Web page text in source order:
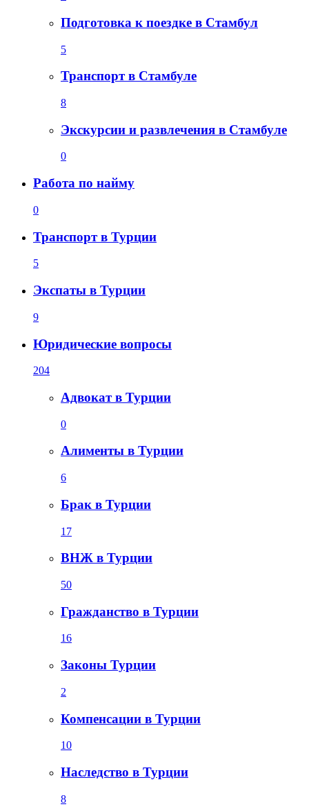
Подготовка к поездке в Стамбул
5
Транспорт в Стамбуле
8
Экскурсии и развлечения в Стамбуле
0
Работа по найму
0
Транспорт в Турции
5
Экспаты в Турции
9
Юридические вопросы
204
Адвокат в Турции
0
Алименты в Турции
6
Брак в Турции
17
ВНЖ в Турции
50
Гражданство в Турции
16
Законы Турции
2
Компенсации в Турции
10
Наследство в Турции
8